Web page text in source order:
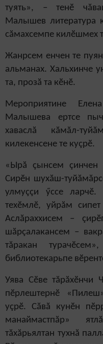
туять», – тенӗ
Малышев литература
сăмахсемпе килӗшмех
Жанрсем енчен те
альманах. Хальхинче
та, прозă та кӗнӗ.
Мероприятине
Малышева ертсе
хаваслă кăмăл-
килекенсене те куçрӗ.
«Ырă çынсем çинчен
Сирӗн шухăш-
улмуççи ӳссе
техӗмлӗ, уйрăм
Аслăраххисем –
шăрçалакансем –
тăракан
библиотекарьпе
Уява Сӗве тăрăхӗнчи
пӗрлештернӗ
уçрӗ. Сăвă кунӗн
манаймастпăр»
тăхăрьялтан тухнă